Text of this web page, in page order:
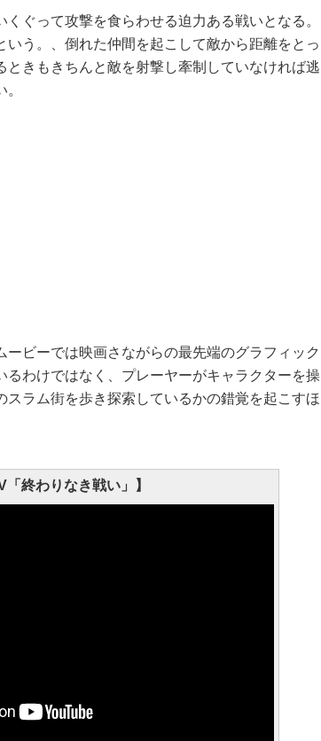
ぐって攻撃を食らわせる迫力ある戦いとなる。
う。、倒れた仲間を起こして敵から距離をとっ
ときもきちんと敵を射撃し牽制していなければ逃
ビーでは映画さながらの最先端のグラフィック
るわけではなく、プレーヤーがキャラクターを操
ラム街を歩き探索しているかの錯覚を起こすほ
「終わりなき戦い」】